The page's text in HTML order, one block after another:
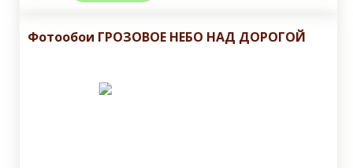
Фотообои ГРОЗОВОЕ НЕБО НАД ДОРОГОЙ